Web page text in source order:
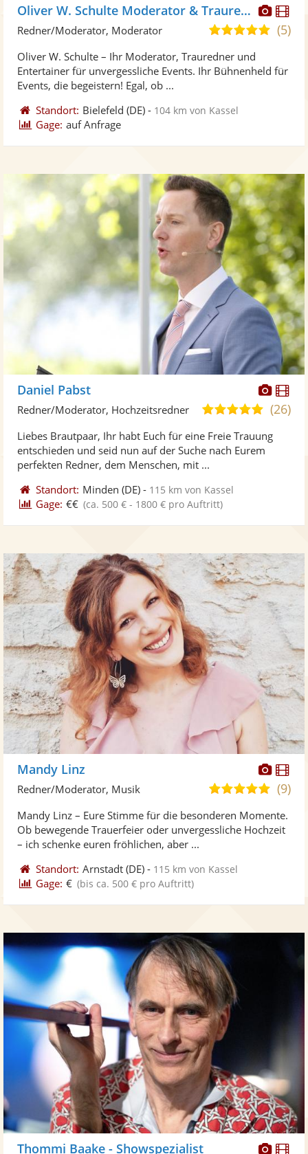
Oliver W. Schulte Moderator & Trauredner
5,0
5
(5)
Redner/Moderator, Moderator
Oliver W. Schulte – Ihr Moderator, Trauredner und
Entertainer für unvergessliche Events. Ihr Bühnenheld für
Events, die begeistern! Egal, ob ...
Standort: Bielefeld (DE) - 104 km von Kassel
Gage: auf Anfrage
Fotos
Daniel Pabst
5,0
5
(26)
Redner/Moderator, Hochzeitsredner
Liebes Brautpaar, Ihr habt Euch für eine Freie Trauung
entschieden und seid nun auf der Suche nach Eurem
perfekten Redner, dem Menschen, mit ...
Standort: Minden (DE) - 115 km von Kassel
Gage: €€ (ca. 500 € - 1800 € pro Auftritt)
Fotos
Mandy Linz
4,9
5
(9)
Redner/Moderator, Musik
Mandy Linz – Eure Stimme für die besonderen Momente.
Ob bewegende Trauerfeier oder unvergessliche Hochzeit
– ich schenke euren fröhlichen, aber ...
Standort: Arnstadt (DE) - 115 km von Kassel
Gage: € (bis ca. 500 € pro Auftritt)
Thommi Baake - Showspezialist